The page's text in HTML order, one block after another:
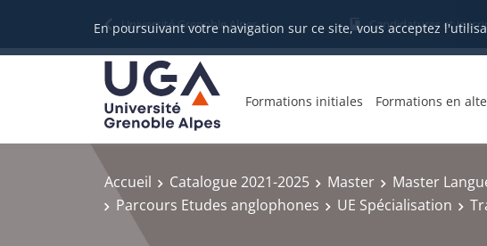
En poursuivant votre navigation sur ce site, vous acceptez
Université Grenoble Alpes Candidatures et
Formations initiales Formations en
Accueil Catalogue 2021-2025 Master
Master
Parcours Etudes anglophones
UE Spécialisation